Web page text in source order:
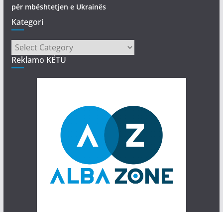
për mbështetjen e Ukrainës
Kategori
Kategori
Reklamo KËTU